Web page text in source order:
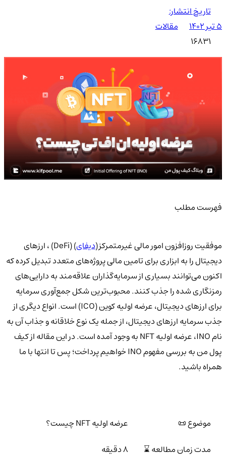
تاریخ انتشار:
۵ تیر ۱۴۰۲
مقالات
16831
فهرست مطلب
موفقیت روزافزون امور مالی غیرمتمرکز(دیفای
) (DeFi) ، ارزهای
دیجیتال را به ابزاری برای تامین مالی پروژه‌های متعدد تبدیل کرده که
اکنون می‌توانند بسیاری از سرمایه‌گذاران علاقه‌مند به دارایی‌های
رمزنگاری شده را جذب کنند. محبوب‌ترین شکل جمع‌آوری سرمایه
برای ارزهای دیجیتال، عرضه اولیه کوین (ICO) است. انواع دیگری از
جذب سرمایه ارزهای دیجیتال، از جمله یک نوع خلاقانه و جذاب آن به
نام INO، عرضه اولیه NFT به وجود آمده است. در این مقاله از کیف
پول من به بررسی مفهوم INO خواهیم پرداخت؛ پس تا انتها با ما
همراه باشید.
موضوع 📜
عرضه اولیه NFT چیست؟
مدت زمان مطالعه ⌛
8 دقیقه